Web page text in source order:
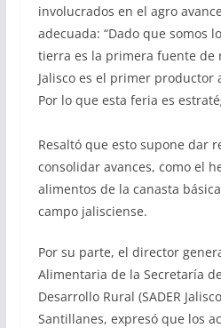
involucrados en el agro
adecuada: “Dado que somos
tierra es la primera fuente de
Jalisco es el primer productor
Por lo que esta feria es
Resaltó que esto supone dar
consolidar avances, como el
alimentos de la canasta
campo jalisciense.
Por su parte, el director
Alimentaria de la Secretaría
Desarrollo Rural (SADER
Santillanes, expresó que los